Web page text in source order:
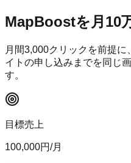
MapBoostを月10
月間3,000クリックを前提に
イトの申し込みまでを同じ
す。
目標売上
100,000円/月